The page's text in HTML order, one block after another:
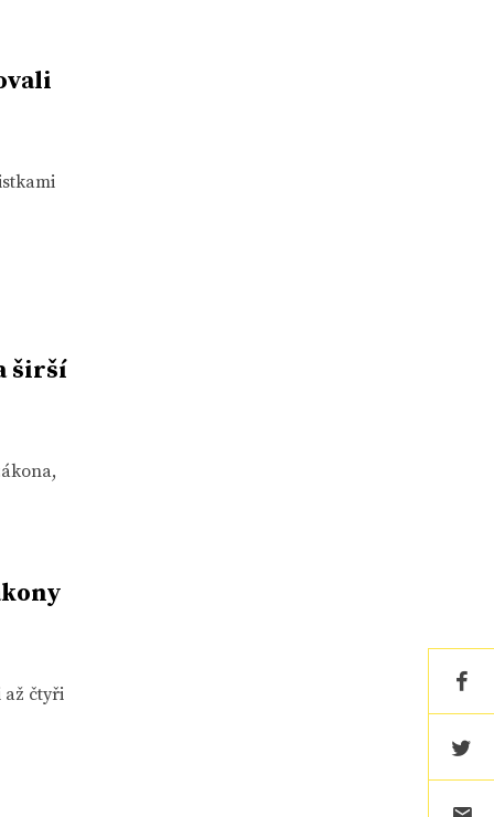
širší
až čtyři